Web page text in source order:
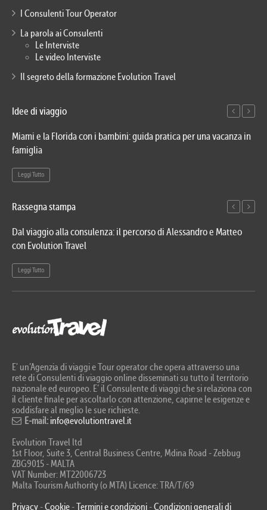
I Consulenti Tour Operator
La parola ai Consulenti
Le Interviste
Le video Interviste
Il segreto della formazione Evolution Travel
Idee di viaggio
Miami e la Florida con i bambini: guida pratica per una vacanza in
famiglia
Leggi Tutto
Rassegna stampa
Dal viaggio alla consulenza: il percorso di Alessandro e Matteo
con Evolution Travel
Leggi Tutto
E' un’Agenzia di viaggi e Tour operator che opera attraverso una
rete di Consulenti di viaggio online disseminati su tutto il territorio
nazionale ed europeo. E’ il Consulente di viaggi che si relaziona con
il cliente finale per ascoltarlo con attenzione, capirne le esigenze e
soddisfare al meglio le sue richieste.
E-mail: info@evolutiontravel.it
Evolution Travel ltd
1st Floor, Suite 3, Central Business Centre, Mdina Road - Zebbug
ZBG9015 - MALTA
VAT Number: MT22006723
Malta Tourism Authority (o MTA) Licence: TRA/T/69
Privacy -Cookie -Termini e condizioni -Condizioni generali di